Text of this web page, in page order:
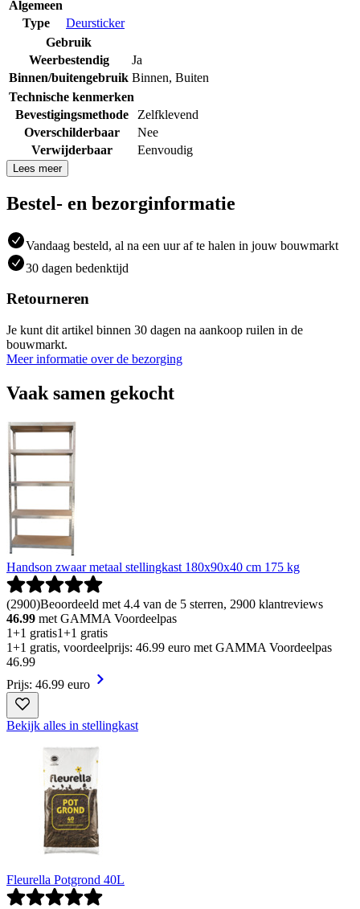
Algemeen
Type
Deursticker
Gebruik
Weerbestendig
Ja
Binnen/buitengebruik Binnen, Buiten
Technische kenmerken
Bevestigingsmethode
Zelfklevend
Overschilderbaar
Nee
Verwijderbaar
Eenvoudig
Lees meer
Bestel- en bezorginformatie
Vandaag besteld, al na een uur af te halen in jouw bouwmarkt
30 dagen bedenktijd
Retourneren
Je kunt dit artikel binnen 30 dagen na aankoop ruilen in de
bouwmarkt.
Meer informatie over de bezorging
Vaak samen gekocht
Handson zwaar metaal stellingkast 180x90x40 cm 175 kg
(2900)Beoordeeld met 4.4 van de 5 sterren, 2900 klantreviews
46.99 met GAMMA Voordeelpas
1+1 gratis1+1 gratis
1+1 gratis, voordeelprijs: 46.99 euro met GAMMA Voordeelpas
46.99
Prijs: 46.99 euro
Bekijk alles in stellingkast
Fleurella Potgrond 40L